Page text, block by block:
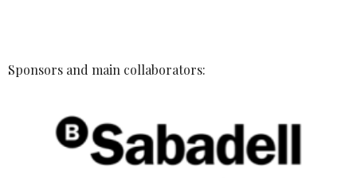
Sponsors and main collaborators: